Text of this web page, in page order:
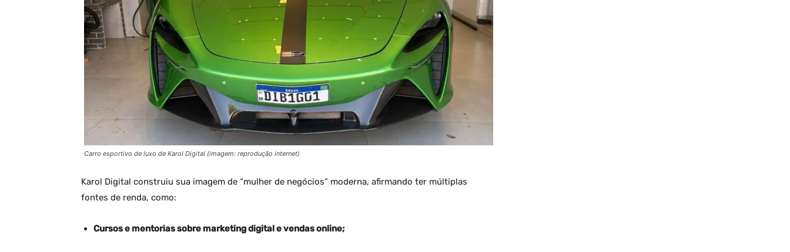
Carro esportivo de luxo de Karol Digital (imagem: reprodução internet)
Karol Digital construiu sua imagem de “mulher de negócios” moderna, afirmando ter múltiplas
fontes de renda, como:
Cursos e mentorias sobre marketing digital e vendas online;